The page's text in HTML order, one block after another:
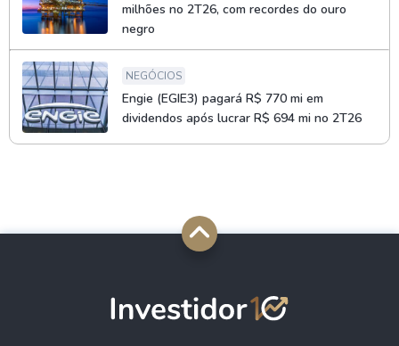
milhões no 2T26, com recordes do ouro
negro
NEGÓCIOS
Engie (EGIE3) pagará R$ 770 mi em
dividendos após lucrar R$ 694 mi no 2T26